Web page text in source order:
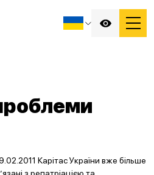
Карітас України вже більше